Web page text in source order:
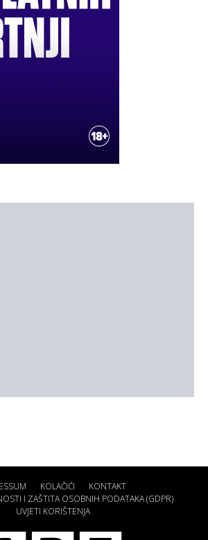
KOLAČIĆI
KONTAKT
I ZAŠTITA OSOBNIH PODATAKA (GDPR)
UVJETI KORIŠTENJA